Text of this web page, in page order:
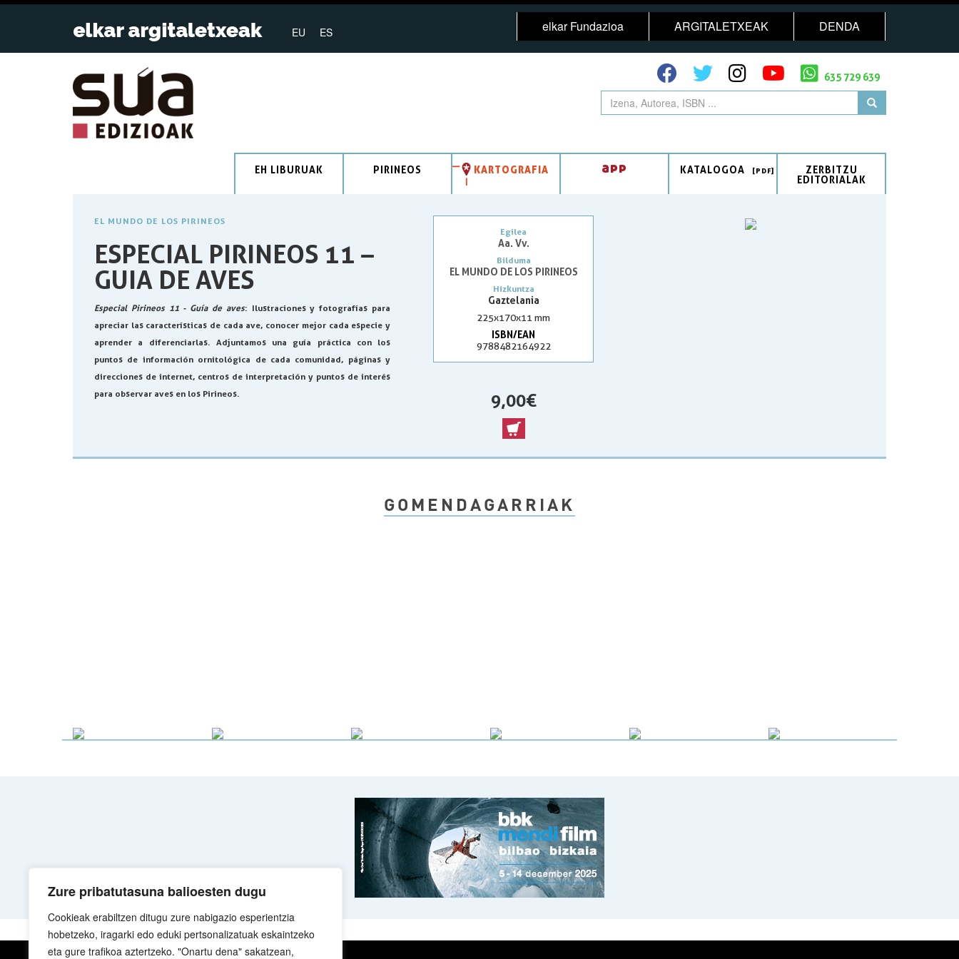
Zure pribatutasuna balioesten dugu
Cookieak erabiltzen ditugu zure nabigazio esperientzia
hobetzeko, iragarki edo eduki pertsonalizatuak eskaintzeko
eta gure trafikoa aztertzeko. "Onartu dena" sakatzean,
EU ES elkar Fundazioa ARGITALETXEAK DENDA
635 729 639
EH LIBURUAK PIRINEOS KARTOGRAFIA app KATALOGOA
ZERBITZU
EDITORIALAK
EL MUNDO DE LOS PIRINEOS
ESPECIAL PIRINEOS 11 –
GUIA DE AVES
Especial Pirineos 11 - Guía de aves: Ilustraciones y fotografías para
apreciar las características de cada ave, conocer mejor cada especie y
aprender a diferenciarlas. Adjuntamos una guía práctica con los
puntos de información ornitológica de cada comunidad, páginas y
direcciones de internet, centros de interpretación y puntos de interés
para observar aves en los Pirineos.
Egilea
Aa. Vv.
Bilduma
EL MUNDO DE LOS PIRINEOS
Hizkuntza
Gaztelania
225x170x11 mm
ISBN/EAN
9788482164922
9,00 €
GOMENDAGARRIAK